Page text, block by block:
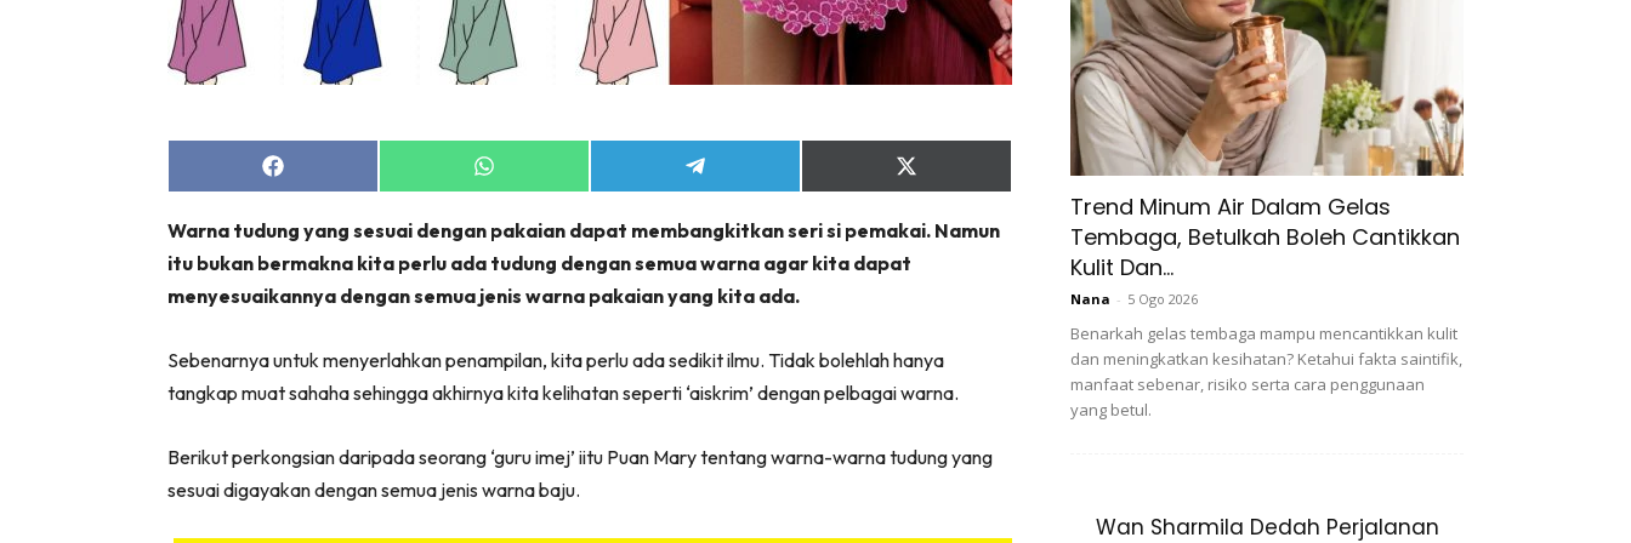
Share
on
Share
on
Share
on
Share
on
(Twitter)
Warna tudung yang sesuai dengan pakaian dapat membangkitkan seri si pemakai. Namun
itu bukan bermakna kita perlu ada tudung dengan semua warna agar kita dapat
menyesuaikannya dengan semua jenis warna pakaian yang kita ada.
Sebenarnya untuk menyerlahkan penampilan, kita perlu ada sedikit ilmu. Tidak bolehlah hanya
tangkap muat sahaha sehingga akhirnya kita kelihatan seperti ‘aiskrim’ dengan pelbagai warna.
Berikut perkongsian daripada seorang ‘guru imej’ iitu Puan Mary tentang warna-warna tudung yang
sesuai digayakan dengan semua jenis warna baju.
Trend Minum Air Dalam Gelas
Tembaga, Betulkah Boleh Cantikkan
Kulit Dan...
Nana - 5 Ogo 2026
Benarkah gelas tembaga mampu mencantikkan kulit
dan meningkatkan kesihatan? Ketahui fakta saintifik,
manfaat sebenar, risiko serta cara penggunaan
yang betul.
Wan Sharmila Dedah Perjalanan